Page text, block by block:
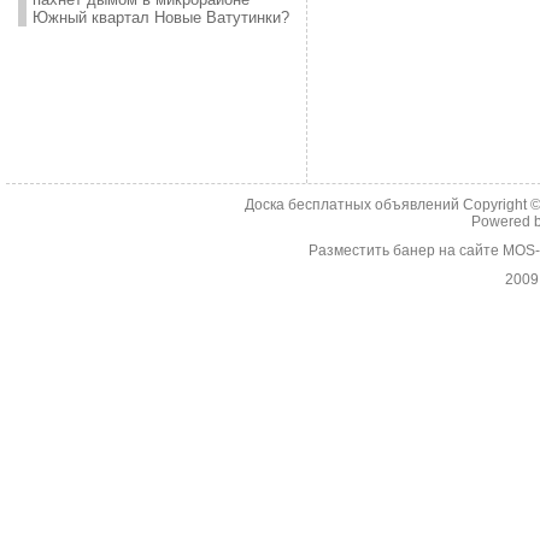
Южный квартал Новые Ватутинки?
Доска бесплатных объявлений Copyright
Powered
Разместить банер на сайте